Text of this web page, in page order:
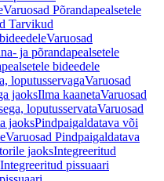
Varuosad Põrandapealsetele
Tarvikud
Varuosad
ja põrandapealsetele
bideedele
loputusservagaVaruosad
jaoksIlma kaanetaVaruosad
loputusservataVaruosad
jaoksPindpaigaldatava või
Varuosad Pindpaigaldatava
jaoksIntegreeritud
pissuaari